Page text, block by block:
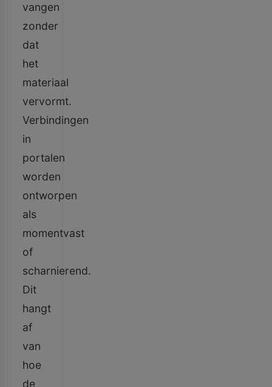
vangen
zonder
dat
het
materiaal
vervormt.
Verbindingen
in
portalen
worden
ontworpen
als
momentvast
of
scharnierend.
Dit
hangt
af
van
hoe
de